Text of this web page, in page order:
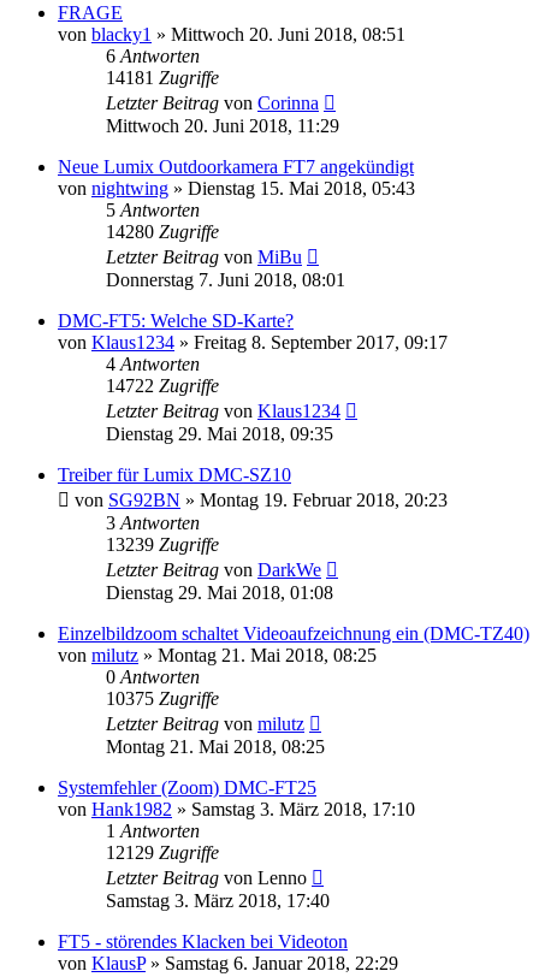
FRAGE
von blacky1 » Mittwoch 20. Juni 2018, 08:51
6 Antworten
14181 Zugriffe
Letzter Beitrag von Corinna
Mittwoch 20. Juni 2018, 11:29
Neue Lumix Outdoorkamera FT7 angekündigt
von nightwing » Dienstag 15. Mai 2018, 05:43
5 Antworten
14280 Zugriffe
Letzter Beitrag von MiBu
Donnerstag 7. Juni 2018, 08:01
DMC-FT5: Welche SD-Karte?
von Klaus1234 » Freitag 8. September 2017, 09:17
4 Antworten
14722 Zugriffe
Letzter Beitrag von Klaus1234
Dienstag 29. Mai 2018, 09:35
Treiber für Lumix DMC-SZ10
von SG92BN » Montag 19. Februar 2018, 20:23
3 Antworten
13239 Zugriffe
Letzter Beitrag von DarkWe
Dienstag 29. Mai 2018, 01:08
Einzelbildzoom schaltet Videoaufzeichnung ein (DMC-TZ40)
von milutz » Montag 21. Mai 2018, 08:25
0 Antworten
10375 Zugriffe
Letzter Beitrag von milutz
Montag 21. Mai 2018, 08:25
Systemfehler (Zoom) DMC-FT25
von Hank1982 » Samstag 3. März 2018, 17:10
1 Antworten
12129 Zugriffe
Letzter Beitrag von Lenno
Samstag 3. März 2018, 17:40
FT5 - störendes Klacken bei Videoton
von KlausP» Samstag 6. Januar 2018, 22:29